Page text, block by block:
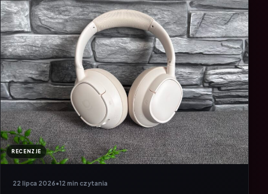
RECENZJE
22 lipca 2026•12 min czytania